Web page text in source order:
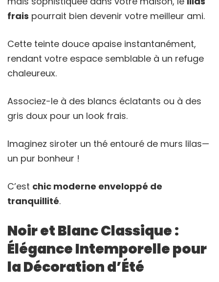
frais pourrait bien devenir votre meilleur ami.
Cette teinte douce apaise instantanément,
rendant votre espace semblable à un refuge
chaleureux.
Associez-le à des blancs éclatants ou à des
gris doux pour un look frais.
Imaginez siroter un thé entouré de murs lilas—
un pur bonheur !
C’est chic moderne enveloppé de
tranquillité.
Noir et Blanc Classique :
Élégance Intemporelle pour
la Décoration d’Été